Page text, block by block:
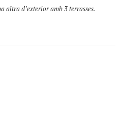
altra d’exterior amb 3 terrasses.